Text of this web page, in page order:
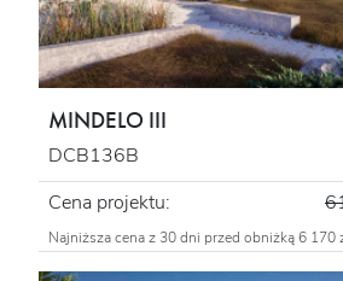
MINDELO III
DCB136B
Cena projektu:
Najniższa cena z 30 dni przed obniżką 6 170